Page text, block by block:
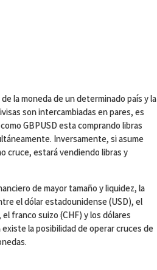
la moneda de un determinado país y la
son intercambiadas en pares, es
GBPUSD esta comprando libras
Inversamente, si asume
cruce, estará vendiendo libras y
de mayor tamaño y liquidez, la
el dólar estadounidense (USD), el
franco suizo (CHF) y los dólares
existe la posibilidad de operar cruces de